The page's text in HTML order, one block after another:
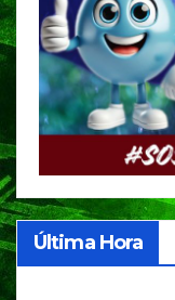
Última Hora